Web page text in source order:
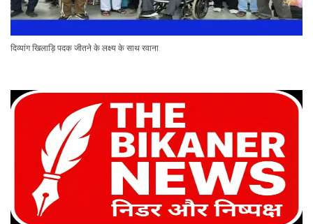
दिव्यांग खिलाड़ि पदक जीतने के लक्ष्य के साथ रवाना